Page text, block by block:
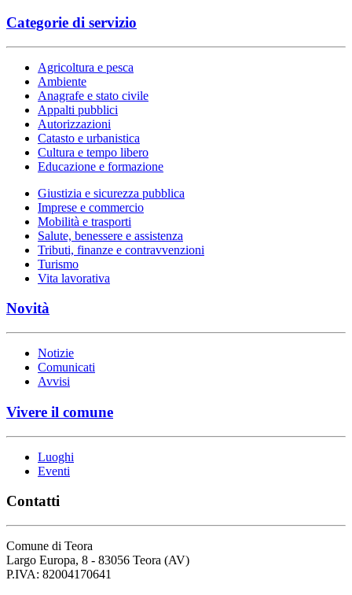
Categorie di servizio
Agricoltura e pesca
Ambiente
Anagrafe e stato civile
Appalti pubblici
Autorizzazioni
Catasto e urbanistica
Cultura e tempo libero
Educazione e formazione
Giustizia e sicurezza pubblica
Imprese e commercio
Mobilità e trasporti
Salute, benessere e assistenza
Tributi, finanze e contravvenzioni
Turismo
Vita lavorativa
Novità
Notizie
Comunicati
Avvisi
Vivere il comune
Luoghi
Eventi
Contatti
Comune di Teora
Largo Europa, 8 - 83056 Teora (AV)
P.IVA: 82004170641